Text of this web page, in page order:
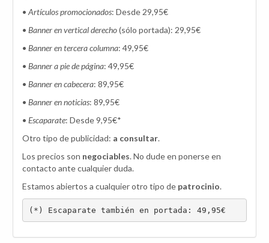
•Artículos promocionados: Desde 29,95€
• Banner en vertical derecho(sólo portada): 29,95€
• Banner en tercera columna: 49,95€
• Banner a pie de página: 49,95€
• Banner en cabecera: 89,95€
• Banner en noticias: 89,95€
• Escaparate: Desde 9,95€*
Otro tipo de publicidad: a consultar.
Los precios son negociables. No dude en ponerse en
contacto ante cualquier duda.
Estamos abiertos a cualquier otro tipo de patrocinio.
(*) Escaparate también en portada: 49,95€